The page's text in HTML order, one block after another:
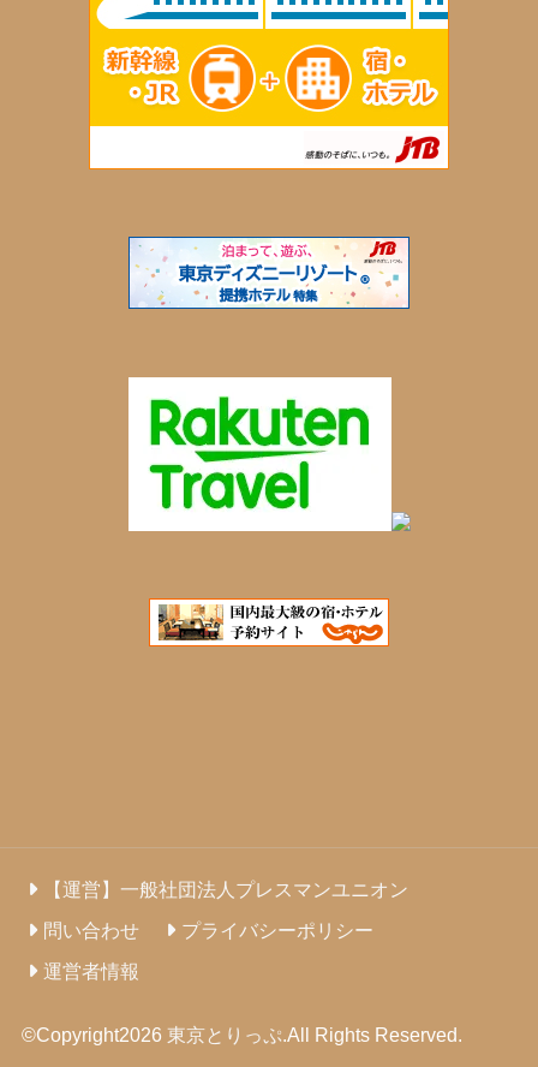
【運営】一般社団法人プレスマンユニオン
問い合わせ
プライバシーポリシー
運営者情報
©Copyright2026 東京とりっぷ.All Rights Reserved.